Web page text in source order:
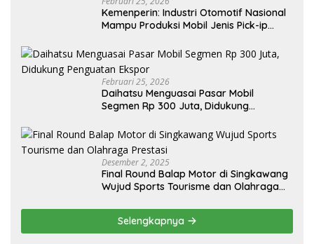
Kemenperin: Industri Otomotif Nasional
Mampu Produksi Mobil Jenis Pick-ip
Februari 25, 2026
Daihatsu Menguasai Pasar Mobil
Segmen Rp 300 Juta, Didukung
Desember 2, 2025
Final Round Balap Motor di Singkawang
Wujud Sports Tourisme dan Olahraga
Selengkapnya